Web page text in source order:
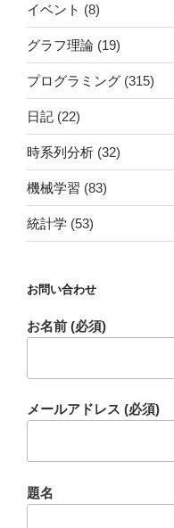
イベント (8)
グラフ理論 (19)
プログラミング (315)
日記 (22)
時系列分析 (32)
機械学習 (83)
統計学 (53)
お問い合わせ
お名前 (必須)
メールアドレス (必須)
題名